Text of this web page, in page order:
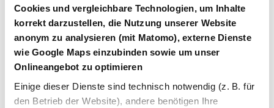
Cookies und vergleichbare Technologien, um Inhalte
korrekt darzustellen, die Nutzung unserer Website
anonym zu analysieren (mit Matomo), externe Dienste
wie Google Maps einzubinden sowie um unser
Onlineangebot zu optimieren
Einige dieser Dienste sind technisch notwendig (z. B. für
den Betrieb der Website), andere benötigen Ihre
Die von Ihnen aufgerufene Seite existiert leider nicht oder
wurde verschoben.
Zur Startseite
Falls Sie glauben, dass dies ein Fehler ist, kontaktieren Sie
uns bitte.